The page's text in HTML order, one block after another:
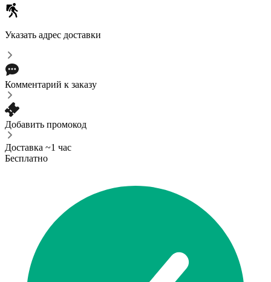
Указать адрес доставки
Комментарий к заказу
Добавить промокод
Доставка ~1 час
Бесплатно